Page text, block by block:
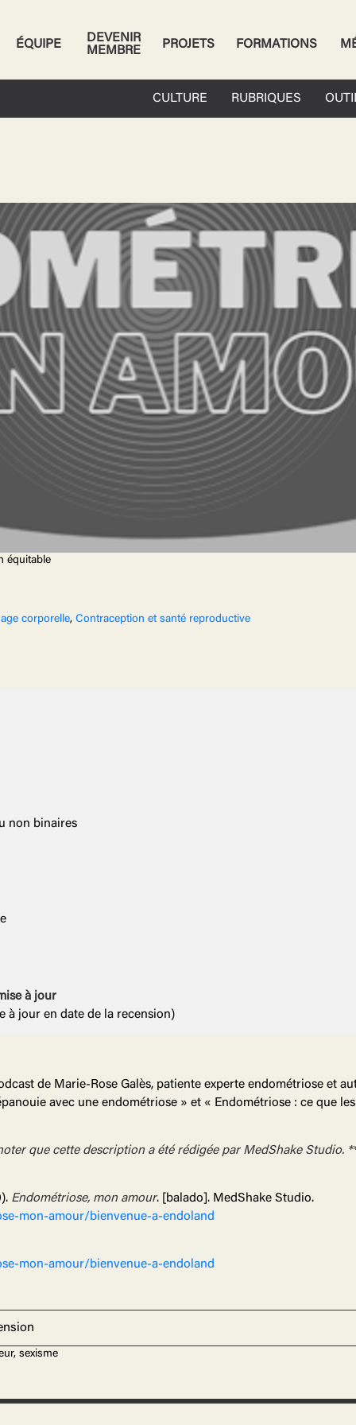
ÉQUIPE
DEVENIR
MEMBRE
PROJETS FORMATIONS
CULTURE RUBRIQUES
équitable
corporelle, Contraception et santé reproductive
non binaires
à jour
à jour en date de la recension)
de Marie-Rose Galès, patiente experte endométriose et
avec une endométriose » et « Endométriose : ce que
que cette description a été rédigée par MedShake Studio.
Endométriose, mon amour. [balado]. MedShake Studio.
mon-amour/bienvenue-a-endoland
mon-amour/bienvenue-a-endoland
sexisme